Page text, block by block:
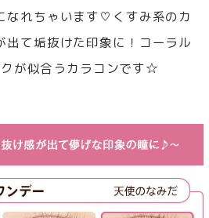
なれちゃいます♡くすみ系のカ
出て垢抜けた印象に！コーラル
が似合うカラコンです☆